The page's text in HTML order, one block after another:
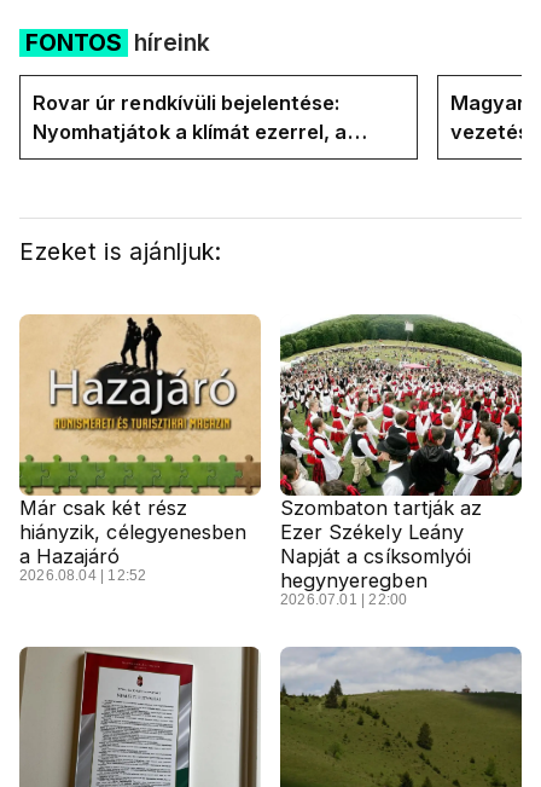
FONTOS híreink
Rovar úr rendkívüli bejelentése:
Nyomhatjátok a klímát ezerrel, a
hűtőket letekerhetitek, vége az
Magyar
Ezeket is ajánljuk:
Már csak két rész
hiányzik, célegyenesben
a Hazajáró
2026.08.04 | 12:52
Szombaton tartják az
Ezer Székely Leány
Napját a csíksomlyói
hegynyeregben
2026.07.01 | 22:00